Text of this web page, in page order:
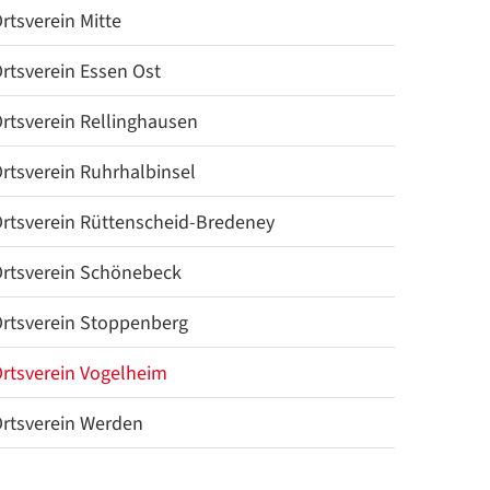
Mitte
Essen Ost
Rellinghausen
Ruhrhalbinsel
Rüttenscheid-Bredeney
Schönebeck
Stoppenberg
Vogelheim
Werden